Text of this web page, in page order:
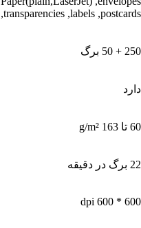
,transparencies ,labels ,postcards
250 + 50 برگ
دارد
60 تا 163 g/m²
22 برگ در دقیقه
600 * 600 dpi